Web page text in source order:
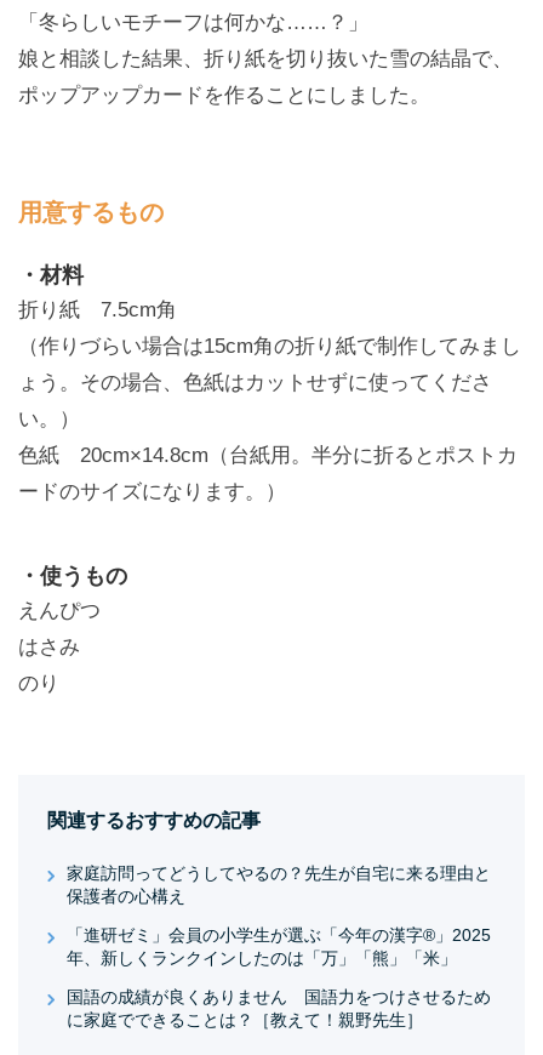
「冬らしいモチーフは何かな……？」
娘と相談した結果、折り紙を切り抜いた雪の結晶で、
ポップアップカードを作ることにしました。
用意するもの
・材料
折り紙 7.5cm角
（作りづらい場合は15cm角の折り紙で制作してみまし
ょう。その場合、色紙はカットせずに使ってくださ
い。）
色紙 20cm×14.8cm（台紙用。半分に折るとポストカ
ードのサイズになります。）
・使うもの
えんぴつ
はさみ
のり
関連するおすすめの記事
家庭訪問ってどうしてやるの？先生が自宅に来る理由と
保護者の心構え
「進研ゼミ」会員の小学生が選ぶ「今年の漢字®」2025
年、新しくランクインしたのは「万」「熊」「米」
国語の成績が良くありません 国語力をつけさせるため
に家庭でできることは？［教えて！親野先生］